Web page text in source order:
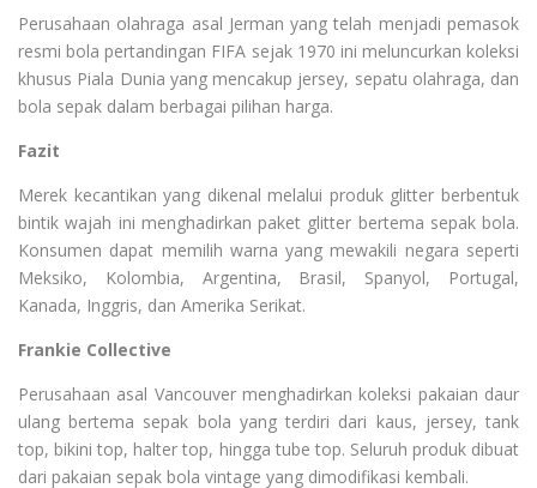
Perusahaan olahraga asal Jerman yang telah menjadi pemasok
resmi bola pertandingan FIFA sejak 1970 ini meluncurkan koleksi
khusus Piala Dunia yang mencakup jersey, sepatu olahraga, dan
bola sepak dalam berbagai pilihan harga.
Fazit
Merek kecantikan yang dikenal melalui produk glitter berbentuk
bintik wajah ini menghadirkan paket glitter bertema sepak bola.
Konsumen dapat memilih warna yang mewakili negara seperti
Meksiko, Kolombia, Argentina, Brasil, Spanyol, Portugal,
Kanada, Inggris, dan Amerika Serikat.
Frankie Collective
Perusahaan asal Vancouver menghadirkan koleksi pakaian daur
ulang bertema sepak bola yang terdiri dari kaus, jersey, tank
top, bikini top, halter top, hingga tube top. Seluruh produk dibuat
dari pakaian sepak bola vintage yang dimodifikasi kembali.